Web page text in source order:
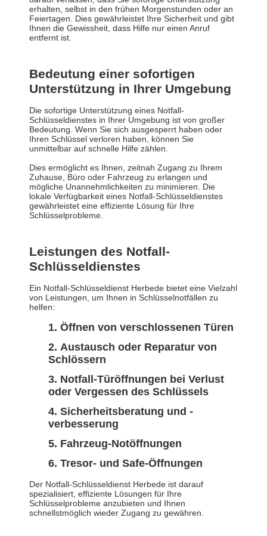
erhalten, selbst in den frühen Morgenstunden oder an
Feiertagen. Dies gewährleistet Ihre Sicherheit und gibt
Ihnen die Gewissheit, dass Hilfe nur einen Anruf
entfernt ist.
Bedeutung einer sofortigen
Unterstützung in Ihrer Umgebung
Die sofortige Unterstützung eines Notfall-
Schlüsseldienstes in Ihrer Umgebung ist von großer
Bedeutung. Wenn Sie sich ausgesperrt haben oder
Ihren Schlüssel verloren haben, können Sie
unmittelbar auf schnelle Hilfe zählen.
Dies ermöglicht es Ihnen, zeitnah Zugang zu Ihrem
Zuhause, Büro oder Fahrzeug zu erlangen und
mögliche Unannehmlichkeiten zu minimieren. Die
lokale Verfügbarkeit eines Notfall-Schlüsseldienstes
gewährleistet eine effiziente Lösung für Ihre
Schlüsselprobleme.
Leistungen des Notfall-
Schlüsseldienstes
Ein Notfall-Schlüsseldienst Herbede bietet eine Vielzahl
von Leistungen, um Ihnen in Schlüsselnotfällen zu
helfen:
Öffnen von verschlossenen Türen
Austausch oder Reparatur von
Schlössern
Notfall-Türöffnungen bei Verlust
oder Vergessen des Schlüssels
Sicherheitsberatung und -
verbesserung
Fahrzeug-Notöffnungen
Tresor- und Safe-Öffnungen
Der Notfall-Schlüsseldienst Herbede ist darauf
spezialisiert, effiziente Lösungen für Ihre
Schlüsselprobleme anzubieten und Ihnen
schnellstmöglich wieder Zugang zu gewähren.